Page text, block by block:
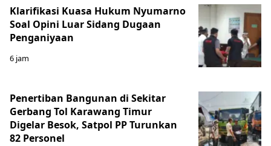
Klarifikasi Kuasa Hukum Nyumarno
Soal Opini Luar Sidang Dugaan
Penganiyaan
6 jam
Penertiban Bangunan di Sekitar
Gerbang Tol Karawang Timur
Digelar Besok, Satpol PP Turunkan
82 Personel